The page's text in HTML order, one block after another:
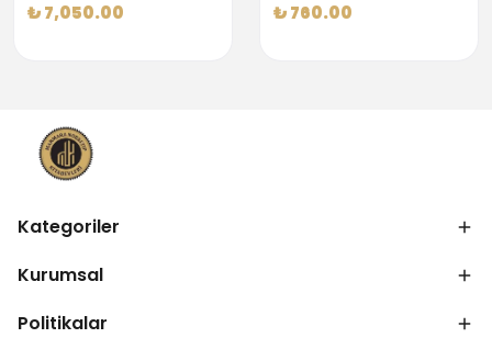
₺ 7,050.00 ₺ 760.00
Kategoriler
Kurumsal
Politikalar